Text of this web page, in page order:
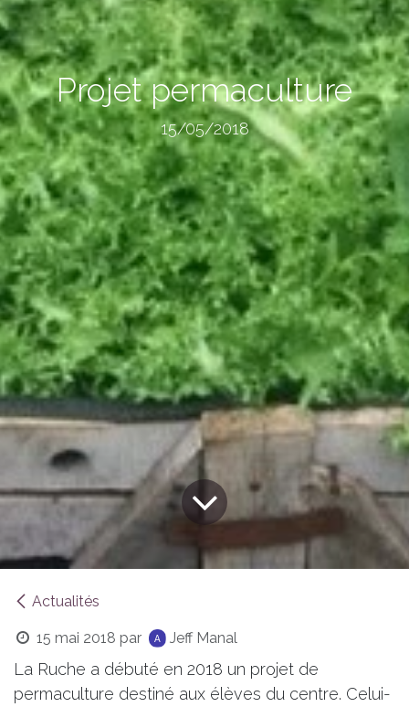
Projet permaculture
15/05/2018
Actualités
15 mai 2018 par Jeff Manal
La Ruche a débuté en 2018 un projet de
permaculture destiné aux élèves du centre. Celui-